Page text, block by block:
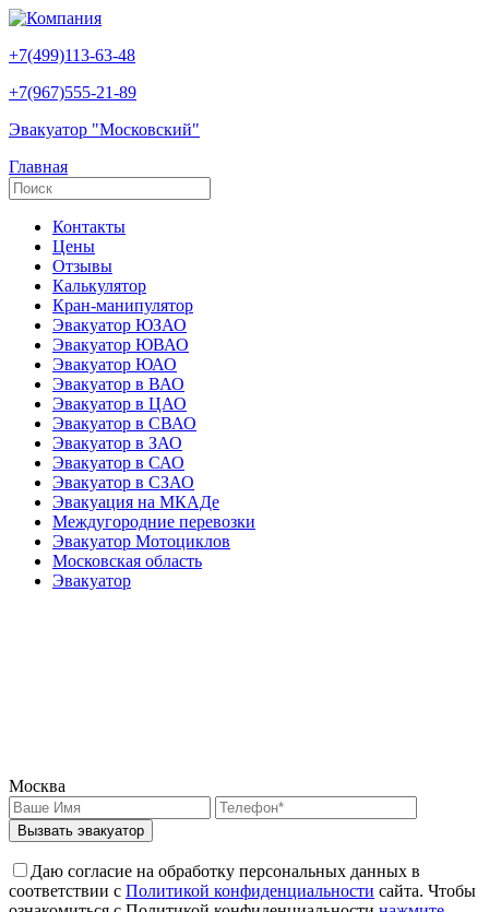
+7(499)113-63-48
+7(967)555-21-89
Эвакуатор "Московский"
Главная
Контакты
Цены
Отзывы
Калькулятор
Кран-манипулятор
Эвакуатор ЮЗАО
Эвакуатор ЮВАО
Эвакуатор ЮАО
Эвакуатор в ВАО
Эвакуатор в ЦАО
Эвакуатор в СВАО
Эвакуатор в ЗАО
Эвакуатор в САО
Эвакуатор в СЗАО
Эвакуация на МКАДе
Междугородние перевозки
Эвакуатор Мотоциклов
Московская область
Эвакуатор
Москва
Вызвать эвакуатор
Даю согласие на обработку персональных данных в
соответствии с Политикой конфиденциальности сайта. Чтобы